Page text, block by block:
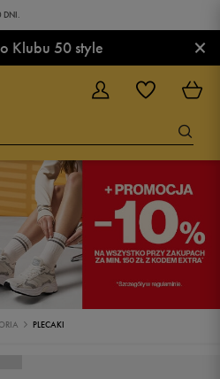
DNI.
Klubu 50 style ×
PLECAKI